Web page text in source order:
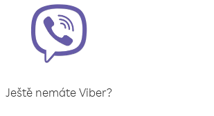
Ještě nemáte Viber?